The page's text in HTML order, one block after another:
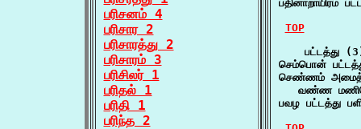
பரிசனம் 4
பரிசார 2
பரிசாரத்து 2
பரிசாரம் 3
பரிசிலர் 1
பரிதல் 1
பரிதி 1
பரிந்த 2
பதினாறாயிரம்
TOP
பட்டத்து
செம்பொன்
செண்ணம்
வண்ண
பவழ பட்டத்து